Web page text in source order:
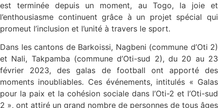
est terminée depuis un moment, au Togo, la joie et
l’enthousiasme continuent grâce à un projet spécial qui
promeut l’inclusion et l’unité à travers le sport.
Dans les cantons de Barkoissi, Nagbeni (commune d’Oti 2)
et Nali, Takpamba (commune d’Oti-sud 2), du 20 au 23
février 2023, des galas de football ont apporté des
moments inoubliables. Ces événements, intitulés « Galas
pour la paix et la cohésion sociale dans l’Oti-2 et l’Oti-sud
2 », ont attiré un grand nombre de personnes de tous âges